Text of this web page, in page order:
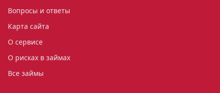
Вопросы и ответы
Карта сайта
О сервисе
О рисках в займах
Все займы